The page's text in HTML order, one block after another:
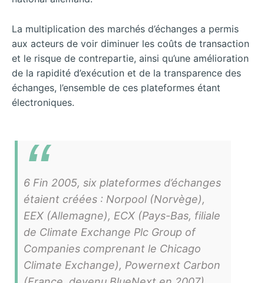
La multiplication des marchés d’échanges a permis
aux acteurs de voir diminuer les coûts de transaction
et le risque de contrepartie, ainsi qu’une amélioration
de la rapidité d’exécution et de la transparence des
échanges, l’ensemble de ces plateformes étant
électroniques.
6 Fin 2005, six plateformes d’échanges
étaient créées : Norpool (Norvège),
EEX (Allemagne), ECX (Pays-Bas, filiale
de Climate Exchange Plc Group of
Companies comprenant le Chicago
Climate Exchange), Powernext Carbon